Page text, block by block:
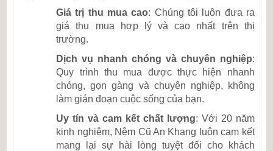
Giá trị thu mua cao: Chúng tôi luôn đưa ra
giá thu mua hợp lý và cao nhất trên thị
trường.
Dịch vụ nhanh chóng và chuyên nghiệp:
Quy trình thu mua được thực hiện nhanh
chóng, gọn gàng và chuyên nghiệp, không
làm gián đoạn cuộc sống của bạn.
Uy tín và cam kết chất lượng: Với 20 năm
kinh nghiệm, Nệm Cũ An Khang luôn cam kết
mang lại sự hài lòng tuyệt đối cho khách